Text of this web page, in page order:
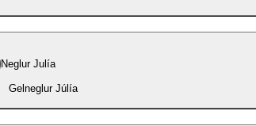
Neglur Julía
Gelneglur Júlía